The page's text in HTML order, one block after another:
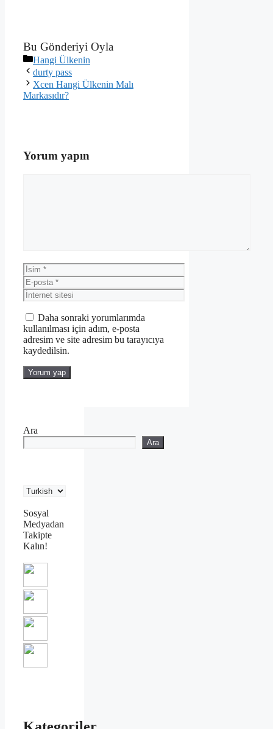
Bu Gönderiyi Oyla
Kategoriler
Hangi Ülkenin
durty pass
Xcen Hangi Ülkenin Malı
Markasıdır?
Yorum yapın
İsim
E-
posta
İnternet
sitesi
Daha sonraki yorumlarımda
kullanılması için adım, e-posta
adresim ve site adresim bu tarayıcıya
kaydedilsin.
Ara
Ara
Sosyal
Medyadan
Takipte
Kalın!